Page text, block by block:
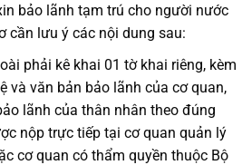
bảo lãnh tạm trú cho người nước
cần lưu ý các nội dung sau:
phải kê khai 01 tờ khai riêng, kèm
và văn bản bảo lãnh của cơ quan,
lãnh của thân nhân theo đúng
nộp trực tiếp tại cơ quan quản lý
cơ quan có thẩm quyền thuộc Bộ